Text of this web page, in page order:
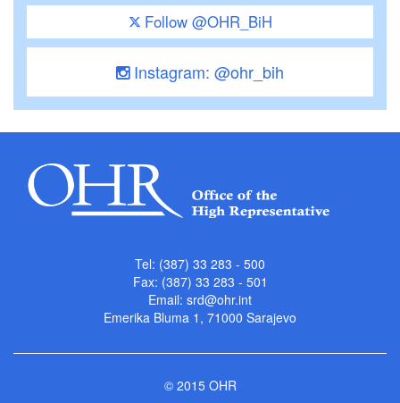
Follow @OHR_BiH
Instagram: @ohr_bih
Tel: (387) 33 283 - 500
Fax: (387) 33 283 - 501
Email: srd@ohr.int
Emerika Bluma 1, 71000 Sarajevo
© 2015 OHR